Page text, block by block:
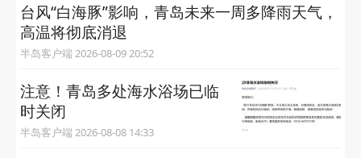
台风“白海豚”影响，青岛未来一周多降雨天气，
高温将彻底消退
半岛客户端 2026-08-09 20:52
注意！青岛多处海水浴场已临
时关闭
半岛客户端 2026-08-08 14:33